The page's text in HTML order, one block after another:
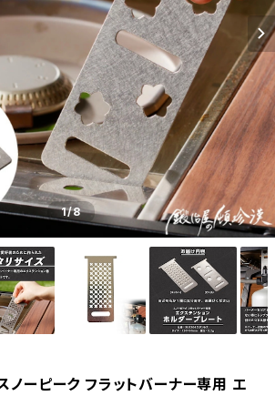
1/8
ーピーク フラットバーナー専用 エ